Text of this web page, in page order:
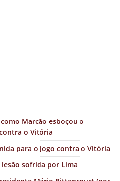
Marcão esboçou o
o Vitória
para o jogo contra o Vitória
lesão sofrida por Lima